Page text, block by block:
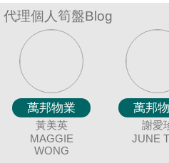
於
我
們
代理個人筍盤Blog
萬邦物業
廖細鳳
SISI LIAO
萬邦物業
冼嘉臻
BORIS SIN
萬邦物業
唐英霞
DEBBIE TONG
萬邦物業
黃美英
MAGGIE
WONG
萬邦物業
聶美玲
MAY NIP
萬邦
蔡秀
萬邦
吳美
MEI
萬邦
余志
JIMMY
萬邦
謝愛
JUNE